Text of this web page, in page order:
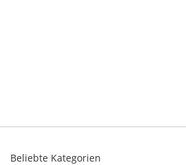
Beliebte Kategorien